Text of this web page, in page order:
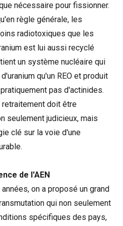
nécessaire pour fissionner.
règle générale, les
radiotoxiques que les
est lui aussi recyclé
un système nucléaire qui
qu'un REO et produit
pas d'actinides.
doit être
seulement judicieux, mais
clé sur la voie d'une
de l'AEN
on a proposé un grand
qui non seulement
spécifiques des pays,